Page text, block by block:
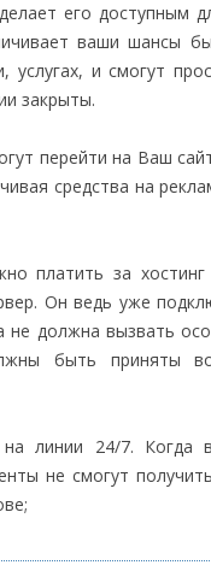
его доступным
ваши шансы
услугах, и смогут
закрыты.
перейти на Ваш
средства на
платить за
Он ведь уже
не должна вызвать
быть приняты
линии 24/7. Когда
не смогут